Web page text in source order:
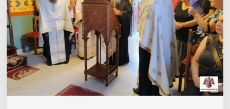
οικισμό
Κατσαρού
προεξάρχοντος
του
Σεβ